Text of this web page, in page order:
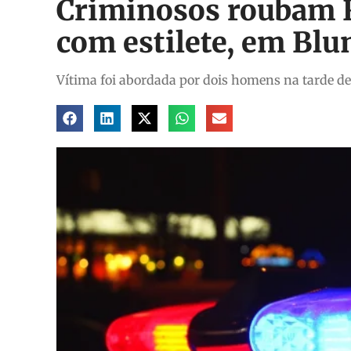
Criminosos roubam
com estilete, em
Vítima foi abordada por dois homens na tarde